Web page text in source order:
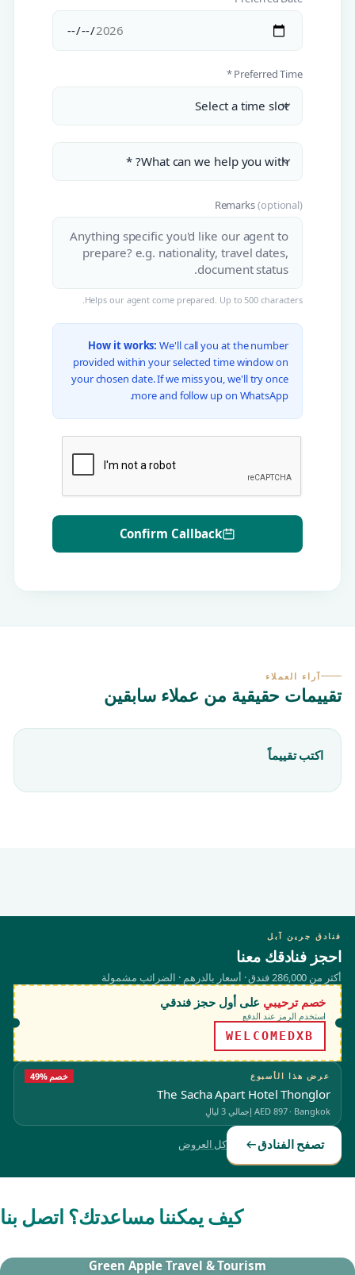
Preferred Time *
Remarks(optional)
Helps our agent come prepared. Up to 500 characters.
How it works: We'll call you at the number
provided within your selected time window on
your chosen date. If we miss you, we'll try once
more and follow up on WhatsApp.
Confirm Callback
آراء العملاء
تقييمات حقيقية من عملاء سابقين
اكتب تقييماً
فنادق جرين آبل
احجز فنادقك معنا
أكثر من 286,000 فندق · أسعار بالدرهم · الضرائب مشمولة
خصم ترحيبي على أول حجز فندقي
استخدم الرمز عند الدفع
WELCOMEDXB
عرض هذا الأسبوع 49% خصم
The Sacha Apart Hotel Thonglor
Bangkok
·
AED 897إجمالي 3 ليالٍ
تصفح الفنادق كل العروض
كيف يمكننا مساعدتك؟ اتصل بنا
Green Apple Travel & Tourism